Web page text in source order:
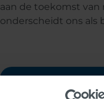
aan de toekomst van
onderscheidt ons als
weiterlesen